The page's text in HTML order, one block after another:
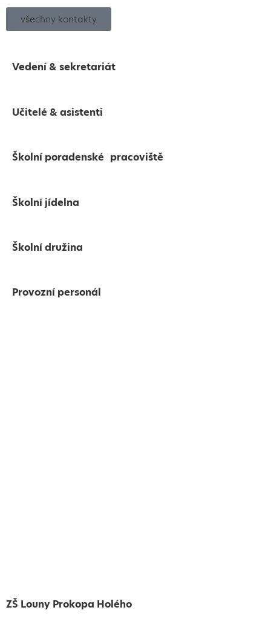
všechny kontakty
Vedení & sekretariát
Učitelé & asistenti
Školní poradenské pracoviště
Školní jídelna
Školní družina
Provozní personál
ZŠ Louny Prokopa Holého